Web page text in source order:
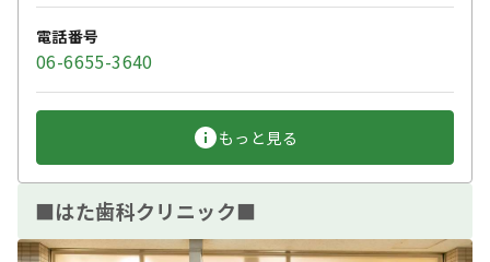
電話番号
06-6655-3640
もっと見る
■はた歯科クリニック■